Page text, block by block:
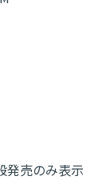
発売のみ表示